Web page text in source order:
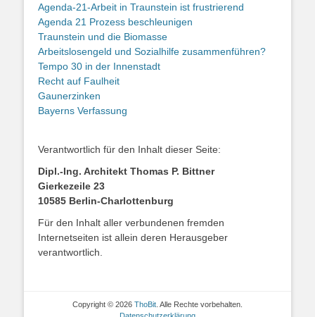
Agenda-21-Arbeit in Traunstein ist frustrierend
Agenda 21 Prozess beschleunigen
Traunstein und die Biomasse
Arbeitslosengeld und Sozialhilfe zusammenführen?
Tempo 30 in der Innenstadt
Recht auf Faulheit
Gaunerzinken
Bayerns Verfassung
Verantwortlich für den Inhalt dieser Seite:
Dipl.-Ing. Architekt Thomas P. Bittner
Gierkezeile 23
10585 Berlin-Charlottenburg
Für den Inhalt aller verbundenen fremden
Internetseiten ist allein deren Herausgeber
verantwortlich.
Copyright © 2026 ThoBit . Alle Rechte vorbehalten.